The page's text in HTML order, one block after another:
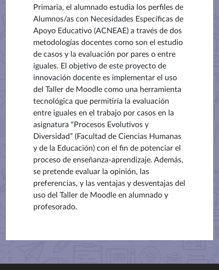
Primaria, el alumnado estudia los perfiles de
Alumnos/as con Necesidades Específicas de
Apoyo Educativo (ACNEAE) a través de dos
metodologías docentes como son el estudio
de casos y la evaluación por pares o entre
iguales. El objetivo de este proyecto de
innovación docente es implementar el uso
del Taller de Moodle como una herramienta
tecnológica que permitiría la evaluación
entre iguales en el trabajo por casos en la
asignatura “Procesos Evolutivos y
Diversidad” (Facultad de Ciencias Humanas
y de la Educación) con el fin de potenciar el
proceso de enseñanza-aprendizaje. Además,
se pretende evaluar la opinión, las
preferencias, y las ventajas y desventajas del
uso del Taller de Moodle en alumnado y
profesorado.